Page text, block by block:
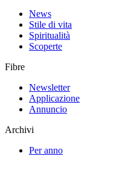
News
Stile di vita
Spiritualità
Scoperte
Fibre
Newsletter
Applicazione
Annuncio
Archivi
Per anno